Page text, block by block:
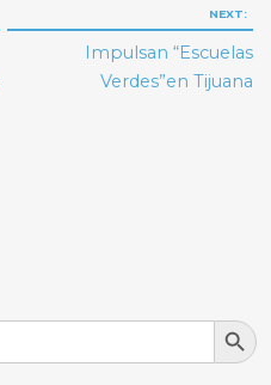
NEXT:
Impulsan “Escuelas
Verdes”en Tijuana
Search